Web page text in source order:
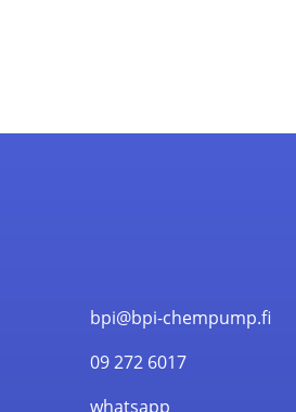
bpi@bpi-chempump.fi
09 272 6017
whatsapp